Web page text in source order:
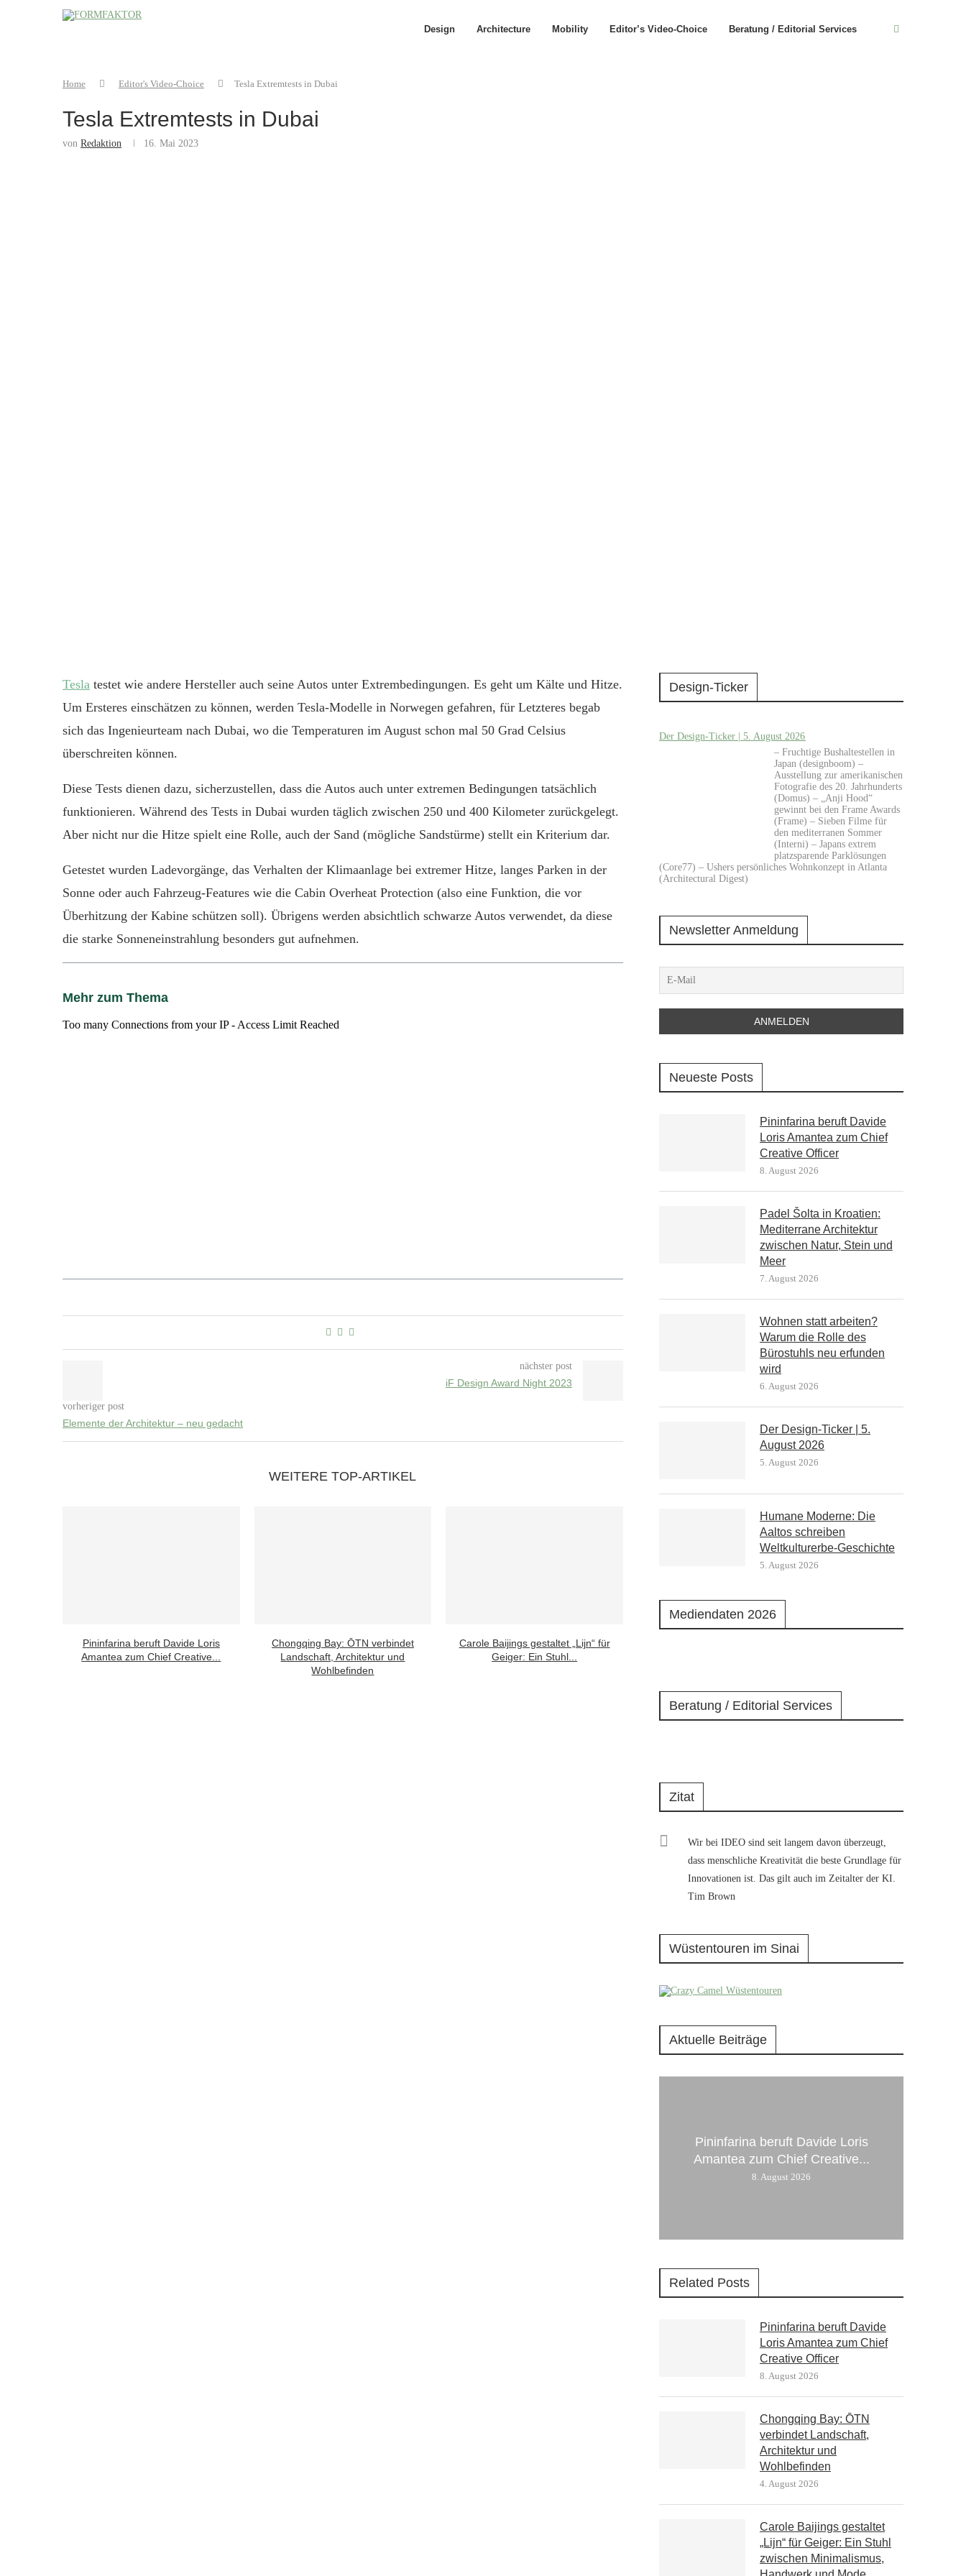
Design Architecture Mobility Editor’s Video-Choice Beratung / Editorial Services
Home Editor's Video-Choice Tesla Extremtests in Dubai
Tesla Extremtests in Dubai
von Redaktion 16. Mai 2023
Tesla testet wie andere Hersteller auch seine Autos unter Extrembedingungen. Es geht um Kälte und Hitze.
Um Ersteres einschätzen zu können, werden Tesla-Modelle in Norwegen gefahren, für Letzteres begab
sich das Ingenieurteam nach Dubai, wo die Temperaturen im August schon mal 50 Grad Celsius
überschreiten können.
Diese Tests dienen dazu, sicherzustellen, dass die Autos auch unter extremen Bedingungen tatsächlich
funktionieren. Während des Tests in Dubai wurden täglich zwischen 250 und 400 Kilometer zurückgelegt.
Aber nicht nur die Hitze spielt eine Rolle, auch der Sand (mögliche Sandstürme) stellt ein Kriterium dar.
Getestet wurden Ladevorgänge, das Verhalten der Klimaanlage bei extremer Hitze, langes Parken in der
Sonne oder auch Fahrzeug-Features wie die Cabin Overheat Protection (also eine Funktion, die vor
Überhitzung der Kabine schützen soll). Übrigens werden absichtlich schwarze Autos verwendet, da diese
die starke Sonneneinstrahlung besonders gut aufnehmen.
Mehr zum Thema
vorheriger post
Elemente der Architektur – neu gedacht
nächster post
iF Design Award Night 2023
WEITERE TOP-ARTIKEL
Pininfarina beruft Davide Loris
Amantea zum Chief Creative...
Chongqing Bay: ŌTN verbindet
Landschaft, Architektur und
Wohlbefinden
Carole Baijings gestaltet „Lijn“ für
Geiger: Ein Stuhl...
Design-Ticker
Der Design-Ticker | 5. August 2026
– Fruchtige Bushaltestellen in
Japan (designboom) –
Ausstellung zur amerikanischen
Fotografie des 20. Jahrhunderts
(Domus) – „Anji Hood“
gewinnt bei den Frame Awards
(Frame) – Sieben Filme für
den mediterranen Sommer
(Interni) – Japans extrem
platzsparende Parklösungen
(Core77) – Ushers persönliches Wohnkonzept in Atlanta
(Architectural Digest)
Newsletter Anmeldung
Neueste Posts
Pininfarina beruft Davide
Loris Amantea zum Chief
Creative Officer
8. August 2026
Padel Šolta in Kroatien:
Mediterrane Architektur
zwischen Natur, Stein und
Meer
7. August 2026
Wohnen statt arbeiten?
Warum die Rolle des
Bürostuhls neu erfunden
wird
6. August 2026
Der Design-Ticker | 5.
August 2026
5. August 2026
Humane Moderne: Die
Aaltos schreiben
Weltkulturerbe-Geschichte
5. August 2026
Mediendaten 2026
Beratung / Editorial Services
Zitat
Wir bei IDEO sind seit langem davon überzeugt,
dass menschliche Kreativität die beste Grundlage für
Innovationen ist. Das gilt auch im Zeitalter der KI.
Tim Brown
Wüstentouren im Sinai
Aktuelle Beiträge
Pininfarina beruft Davide Loris
Amantea zum Chief Creative...
8. August 2026
Related Posts
Pininfarina beruft Davide
Loris Amantea zum Chief
Creative Officer
8. August 2026
Chongqing Bay: ŌTN
verbindet Landschaft,
Architektur und
Wohlbefinden
4. August 2026
Carole Baijings gestaltet
„Lijn“ für Geiger: Ein Stuhl
zwischen Minimalismus,